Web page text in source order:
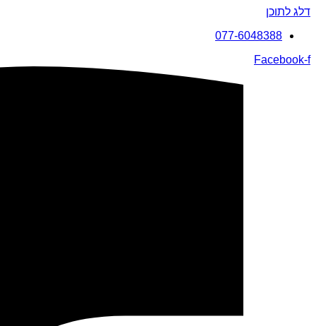
דלג לתוכן
077-6048388
Facebook-f